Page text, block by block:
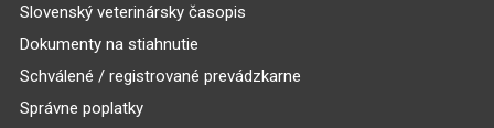
Slovenský veterinársky časopis
Dokumenty na stiahnutie
Schválené / registrované prevádzkarne
Správne poplatky